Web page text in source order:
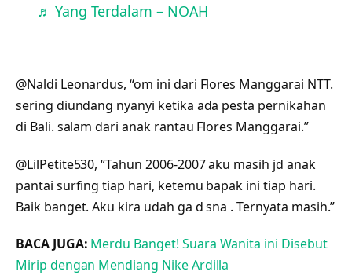
♬ Yang Terdalam – NOAH
@Naldi Leonardus, “om ini dari Flores Manggarai NTT.
sering diundang nyanyi ketika ada pesta pernikahan
di Bali. salam dari anak rantau Flores Manggarai.”
@LilPetite530, “Tahun 2006-2007 aku masih jd anak
pantai surfing tiap hari, ketemu bapak ini tiap hari.
Baik banget. Aku kira udah ga d sna . Ternyata masih.”
BACA JUGA: Merdu Banget! Suara Wanita ini Disebut
Mirip dengan Mendiang Nike Ardilla